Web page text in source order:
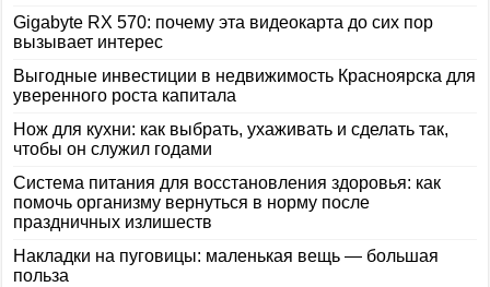
Gigabyte RX 570: почему эта видеокарта до сих пор
вызывает интерес
Выгодные инвестиции в недвижимость Красноярска для
уверенного роста капитала
Нож для кухни: как выбрать, ухаживать и сделать так,
чтобы он служил годами
Система питания для восстановления здоровья: как
помочь организму вернуться в норму после
праздничных излишеств
Накладки на пуговицы: маленькая вещь — большая
польза